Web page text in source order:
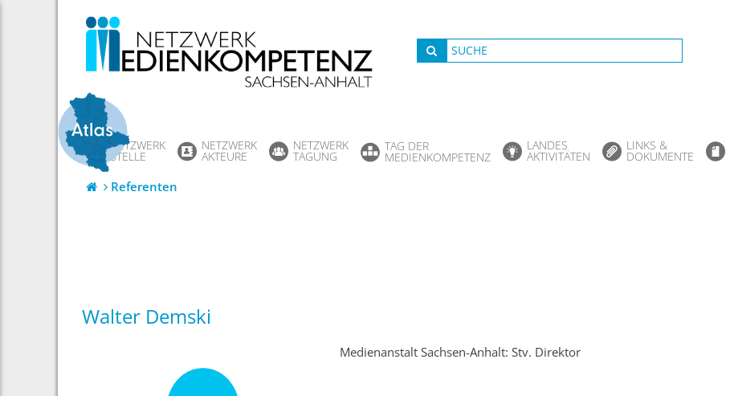
content
NETZWERK
STELLE
NETZWERK
AKTEURE
NETZWERK
TAGUNG
TAG DER
MEDIENKOMPETENZ
LANDES
AKTIVITÄTEN
LINKS &
DOKUMENTE
Referenten
Walter Demski
Medienanstalt Sachsen-Anhalt: Stv. Direktor